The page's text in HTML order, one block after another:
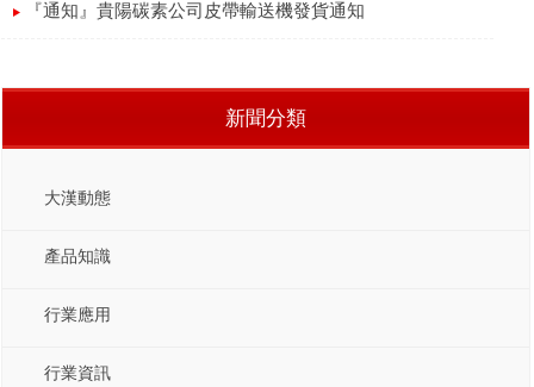
『通知』貴陽碳素公司皮帶輸送機發貨通知
新聞分類
大漢動態
產品知識
行業應用
行業資訊